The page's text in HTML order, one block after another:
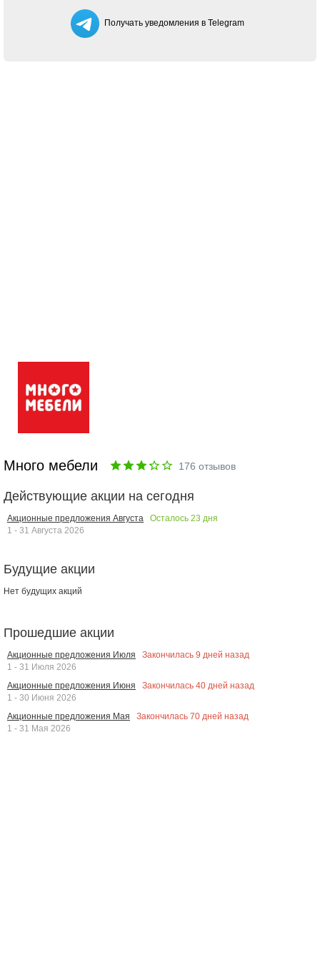
Получать уведомления в Telegram
Много мебели 176 отзывов
Действующие акции на сегодня
Акционные предложения Августа Осталось 23 дня
1 - 31 Августа 2026
Будущие акции
Нет будущих акций
Прошедшие акции
Акционные предложения Июля Закончилась 9 дней назад
1 - 31 Июля 2026
Акционные предложения Июня
Закончилась 40 дней назад
1 - 30 Июня 2026
Акционные предложения Мая
Закончилась 70 дней назад
1 - 31 Мая 2026